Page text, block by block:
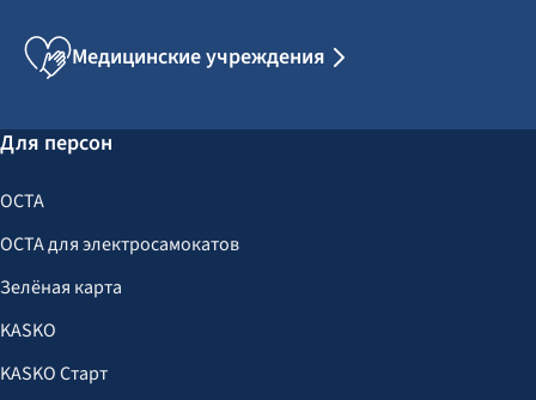
Медицинские учреждения
Для персон
OCTA
OCTA для электросамокатов
Зелёная карта
KASKO
KASKO Старт